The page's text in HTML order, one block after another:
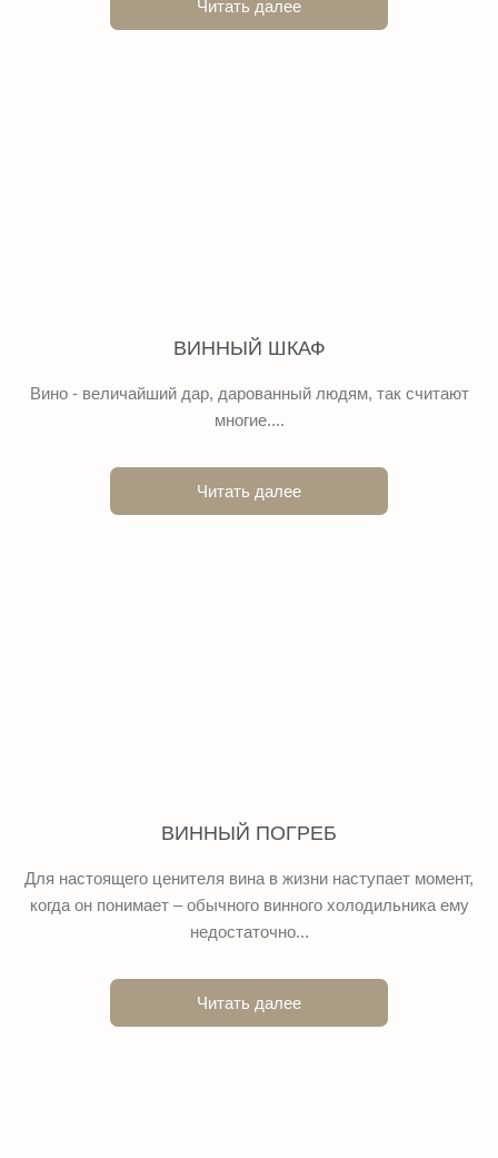
Читать далее
ВИННЫЙ ШКАФ
Вино - величайший дар, дарованный людям, так считают
многие....
Читать далее
ВИННЫЙ ПОГРЕБ
Для настоящего ценителя вина в жизни наступает момент,
когда он понимает – обычного винного холодильника ему
недостаточно...
Читать далее